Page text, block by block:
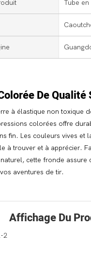
Tube en
De
à élastique non toxique
colorées offre
fin. Les couleurs vives et
à trouver et à apprécier.
cette fronde assure
aventures de tir.
Affichage Du